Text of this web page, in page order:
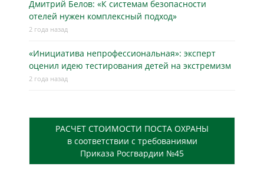
Дмитрий Белов: «К системам безопасности
отелей нужен комплексный подход»
2 года назад
«Инициатива непрофессиональная»: эксперт
оценил идею тестирования детей на экстремизм
2 года назад
РАСЧЕТ СТОИМОСТИ ПОСТА ОХРАНЫ
в соответствии с требованиями
Приказа Росгвардии №45